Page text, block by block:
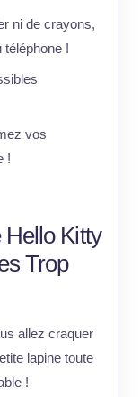
ni de crayons,
téléphone !
vos
!
Kitty
Trop
allez craquer
lapine toute
!